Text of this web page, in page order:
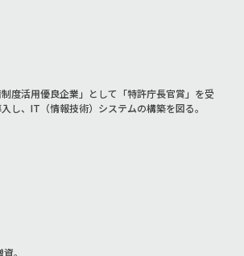
度活用優良企業」として「特許庁長官賞」を受
し、IT（情報技術）システムの構築を図る。
。